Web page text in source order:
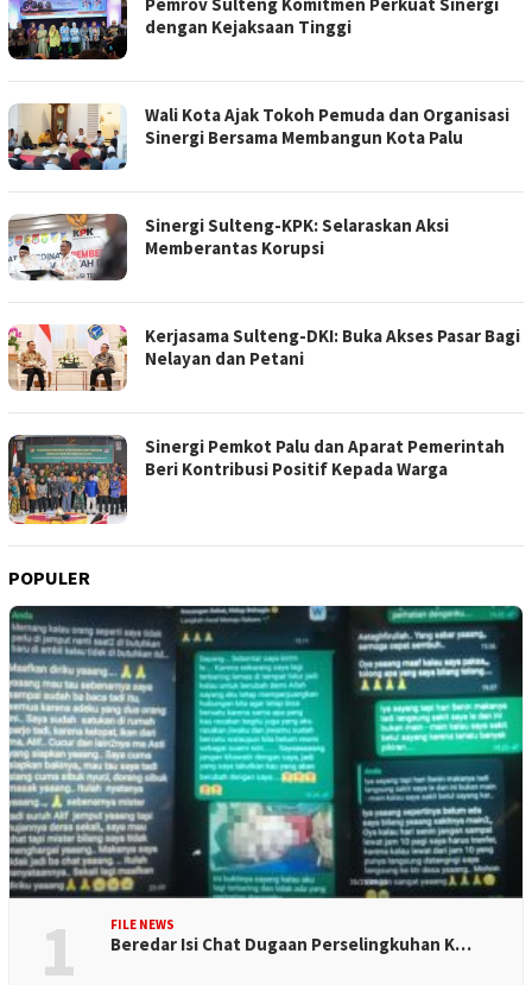
Pemrov Sulteng Komitmen Perkuat Sinergi
dengan Kejaksaan Tinggi
Wali Kota Ajak Tokoh Pemuda dan Organisasi
Sinergi Bersama Membangun Kota Palu
Sinergi Sulteng-KPK: Selaraskan Aksi
Memberantas Korupsi
Kerjasama Sulteng-DKI: Buka Akses Pasar Bagi
Nelayan dan Petani
Sinergi Pemkot Palu dan Aparat Pemerintah
Beri Kontribusi Positif Kepada Warga
POPULER
1 FILE NEWS
Beredar Isi Chat Dugaan Perselingkuhan K…